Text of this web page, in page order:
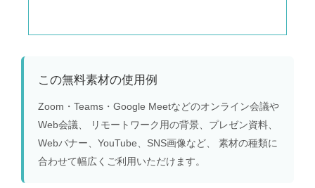
この無料素材の使用例
Zoom・Teams・Google Meetなどのオンライン会議や
Web会議、 リモートワーク用の背景、プレゼン資料、
Webバナー、YouTube、SNS画像など、 素材の種類に
合わせて幅広くご利用いただけます。